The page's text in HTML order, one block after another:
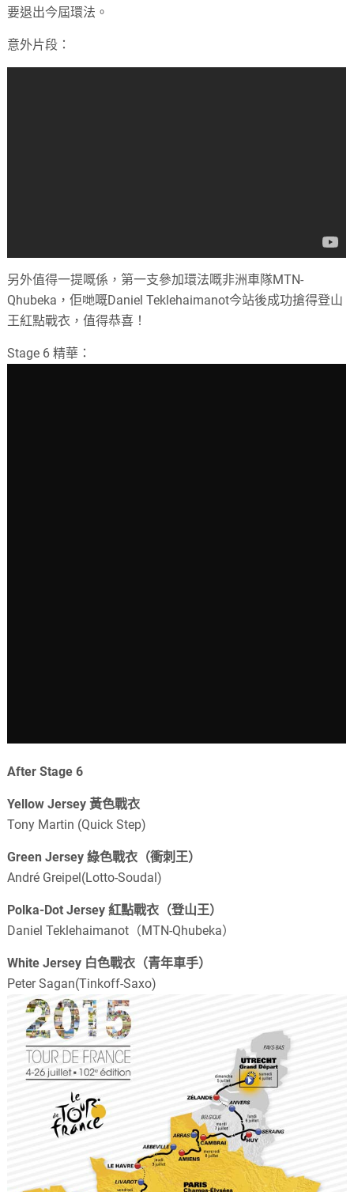
要退出今屆環法。
意外片段：
另外值得一提嘅係，第一支參加環法嘅非洲車隊MTN-
Qhubeka，佢哋嘅Daniel Teklehaimanot今站後成功搶得登山
王紅點戰衣，值得恭喜！
Stage 6 精華：
After Stage 6
Yellow Jersey 黃色戰衣
Tony Martin (Quick Step)
Green Jersey 綠色戰衣（衝刺王）
André Greipel(Lotto-Soudal)
Polka-Dot Jersey 紅點戰衣（登山王）
Daniel Teklehaimanot（MTN-Qhubeka）
White Jersey 白色戰衣（青年車手）
Peter Sagan(Tinkoff-Saxo)